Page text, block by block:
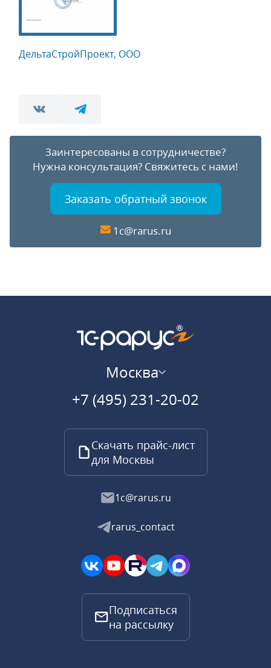
ДельтаСтройПроект, ООО
Заинтересованы в сотрудничестве?
Нужна консультация? Свяжитесь с нами!
Заказать обратный звонок
1c@rarus.ru
Москва
+7 (495) 231-20-02
Скачать прайс-лист
для Москвы
1c@rarus.ru
rarus_contact
Подписаться
на рассылку